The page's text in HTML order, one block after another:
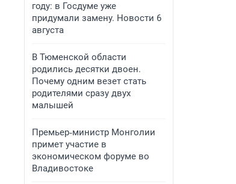
году: в Госдуме уже
придумали замену. Новости 6
августа
В Тюменской области
родились десятки двоен.
Почему одним везет стать
родителями сразу двух
малышей
Премьер‑министр Монголии
примет участие в
экономическом форуме во
Владивостоке